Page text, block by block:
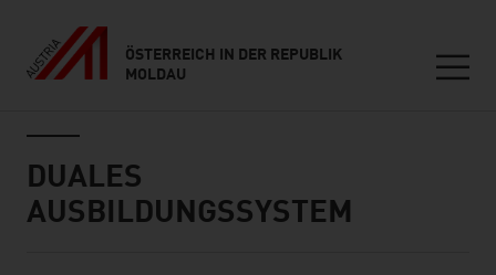
ÖSTERREICH IN DER REPUBLIK
MOLDAU
DUALES
AUSBILDUNGSSYSTEM